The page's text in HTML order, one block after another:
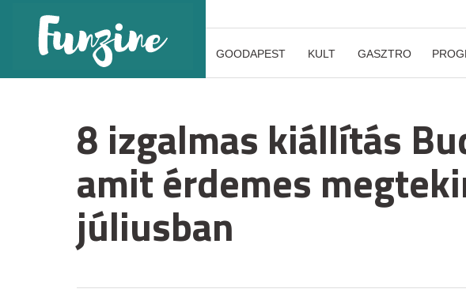
GOODAPEST KULT GASZTRO
8 izgalmas kiállítás
amit érdemes
júliusban